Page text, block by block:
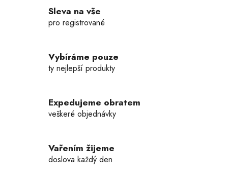
Sleva na vše
pro registrované
Vybíráme pouze
ty nejlepší produkty
Expedujeme obratem
veškeré objednávky
Vařením žijeme
doslova každý den